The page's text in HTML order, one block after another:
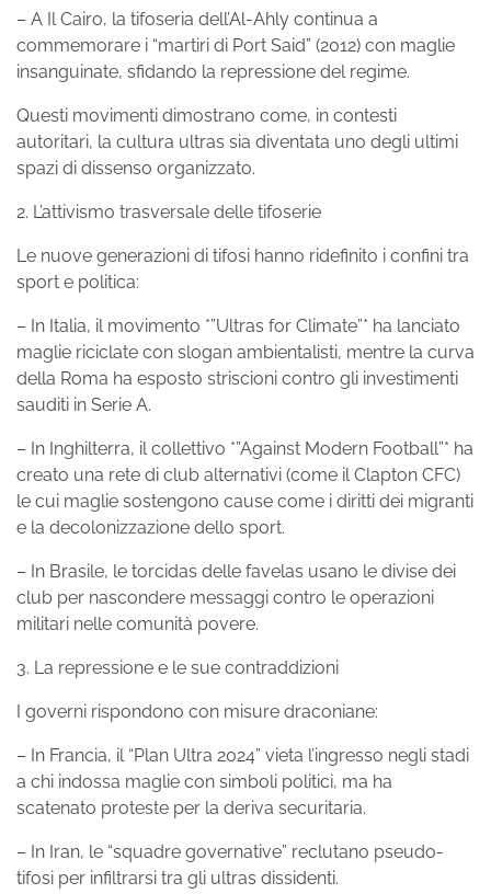
– A Il Cairo, la tifoseria dell’Al-Ahly continua a
commemorare i “martiri di Port Said” (2012) con maglie
insanguinate, sfidando la repressione del regime.
Questi movimenti dimostrano come, in contesti
autoritari, la cultura ultras sia diventata uno degli ultimi
spazi di dissenso organizzato.
2. L’attivismo trasversale delle tifoserie
Le nuove generazioni di tifosi hanno ridefinito i confini tra
sport e politica:
– In Italia, il movimento *”Ultras for Climate”* ha lanciato
maglie riciclate con slogan ambientalisti, mentre la curva
della Roma ha esposto striscioni contro gli investimenti
sauditi in Serie A.
– In Inghilterra, il collettivo *”Against Modern Football”* ha
creato una rete di club alternativi (come il Clapton CFC)
le cui maglie sostengono cause come i diritti dei migranti
e la decolonizzazione dello sport.
– In Brasile, le torcidas delle favelas usano le divise dei
club per nascondere messaggi contro le operazioni
militari nelle comunità povere.
3. La repressione e le sue contraddizioni
I governi rispondono con misure draconiane:
– In Francia, il “Plan Ultra 2024” vieta l’ingresso negli stadi
a chi indossa maglie con simboli politici, ma ha
scatenato proteste per la deriva securitaria.
– In Iran, le “squadre governative” reclutano pseudo-
tifosi per infiltrarsi tra gli ultras dissidenti.